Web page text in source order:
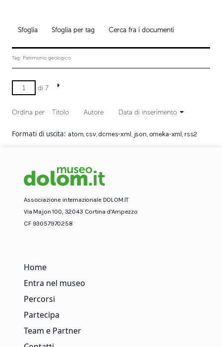
Sfoglia Sfoglia per tag Cerca fra i documenti
Tag: Patrimonio geologico
di 7
Ordina per Titolo Autore Data di inserimento
Formati di uscita atom csv, dcmes-xml json omeka-xml rss2
Associazione internazionale DOLOM.IT
Via Majon 100, 32043 Cortina d'Ampezzo
CF 93057970258
Home
Entra nel museo
Percorsi
Partecipa
Team e Partner